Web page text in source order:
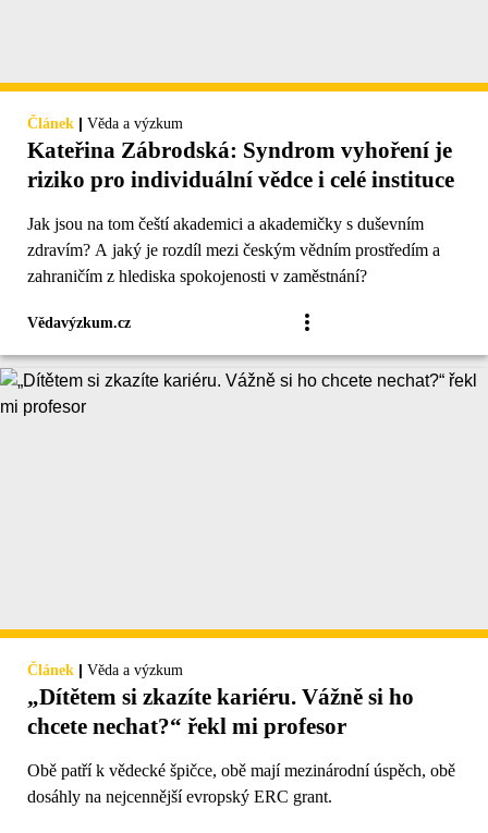
Článek | Věda a výzkum
Kateřina Zábrodská: Syndrom vyhoření je
riziko pro individuální vědce i celé instituce
Jak jsou na tom čeští akademici a akademičky s duševním
zdravím? A jaký je rozdíl mezi českým vědním prostředím a
zahraničím z hlediska spokojenosti v zaměstnání?
Vědavýzkum.cz
Článek | Věda a výzkum
„Dítětem si zkazíte kariéru. Vážně si ho
chcete nechat?“ řekl mi profesor
Obě patří k vědecké špičce, obě mají mezinárodní úspěch, obě
dosáhly na nejcennější evropský ERC grant.